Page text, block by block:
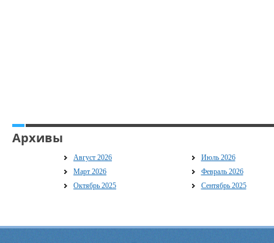
Архивы
Август 2026
Июль 2026
Март 2026
Февраль 2026
Октябрь 2025
Сентябрь 2025